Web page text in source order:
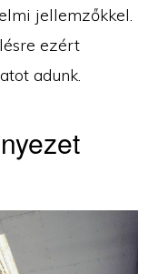
jellemzőkkel.
ezért
adunk.